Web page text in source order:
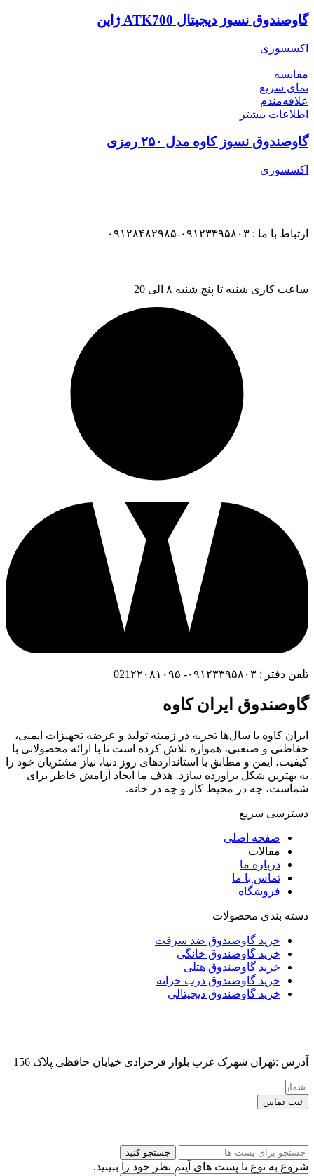
گاوصندوق نسوز دیجیتال ATK700 ژاپن
اکسسوری
مقایسه
نمای سریع
علاقه‌مندم
اطلاعات بیشتر
گاوصندوق نسوز کاوه مدل ۲۵۰ رمزی
اکسسوری
ارتباط با ما : ۰۹۱۲۳۳۹۵۸۰۳-۰۹۱۲۸۴۸۲۹۸۵
ساعت کاری شنبه تا پنج شنبه ۸ الی 20
تلفن دفتر : ۰۹۱۲۳۳۹۵۸۰۳- 021۲۲۰۸۱۰۹۵
گاوصندوق ایران کاوه
ایران کاوه با سال‌ها تجربه در زمینه تولید و عرضه تجهیزات ایمنی،
حفاظتی و صنعتی، همواره تلاش کرده است تا با ارائه محصولاتی با
کیفیت، ایمن و مطابق با استانداردهای روز دنیا، نیاز مشتریان خود را
به بهترین شکل برآورده سازد. هدف ما ایجاد آرامش خاطر برای
شماست، چه در محیط کار و چه در خانه.
دسترسی سریع
صفحه اصلی
مقالات
درباره ما
تماس با ما
فروشگاه
دسته بندی محصولات
خرید گاوصندوق ضد سرقت
خرید گاوصندوق خانگی
خرید گاوصندوق هتلی
خرید گاوصندوق درب خزانه
خرید گاوصندوق دیجیتالی
آدرس :تهران شهرک غرب بلوار فرحزادی خیابان حافظی پلاک 156
ثبت تماس
جستجو کنید
شروع به نوع تا پست های آیتم نظر خود را ببینید.